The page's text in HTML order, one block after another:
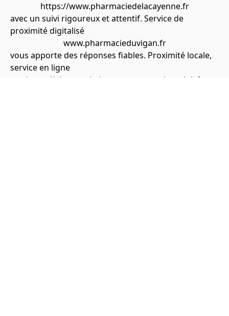
https://www.pharmaciedelacayenne.fr
avec un suivi rigoureux et attentif. Service de
proximité digitalisé
www.pharmacieduvigan.fr
vous apporte des réponses fiables. Proximité locale,
service en ligne
https://pharmacieducentre-montval-sur-loir.fr